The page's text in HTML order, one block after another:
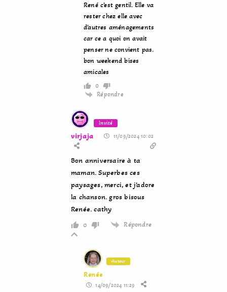
René c’est gentil. Elle va
rester chez elle avec
d’autres aménagements
car ce a quoi on avait
penser ne convient pas.
bon weekend bises
amicales
0
Répondre
Invité
virjaja 11/09/2024 10:02
Bon anniversaire à ta
maman. Superbes ces
paysages, merci, et j’adore
la chanson. gros bisous
Renée. cathy
0 Répondre
Auteur
Renée
14/09/2024 11:29